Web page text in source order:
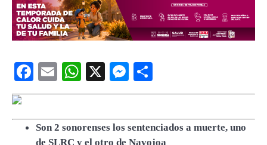
Facebook
EmailWhatsApp
X Messenger
Son 2 sonorenses los sentenciados a muerte, uno
de SLRC y el otro de Navojoa